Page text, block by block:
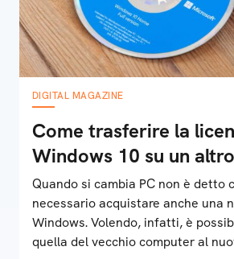
DIGITAL MAGAZINE
Come trasferire la
Windows 10 su un
Quando si cambia PC non è detto
necessario acquistare anche una
Windows. Volendo, infatti, è
quella del vecchio computer al